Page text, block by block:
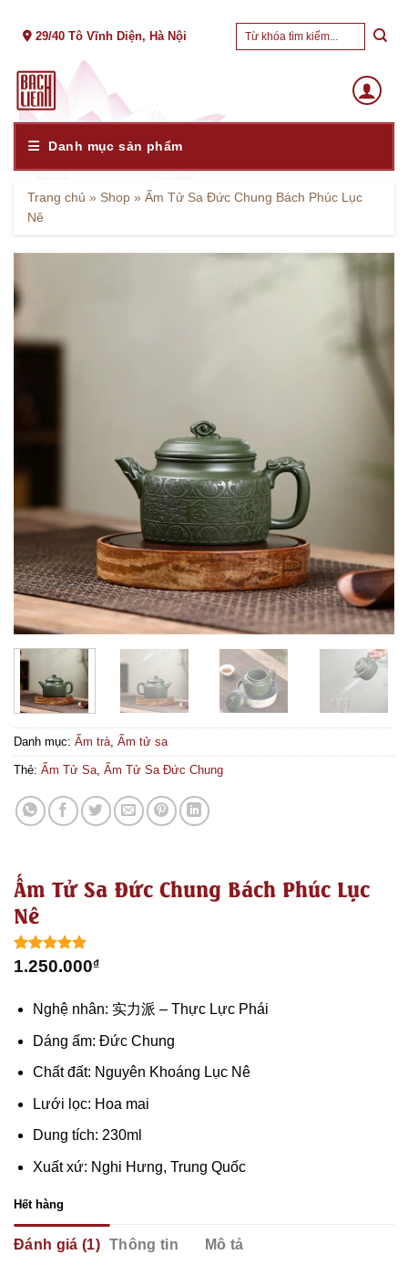
29/40 Tô Vĩnh Diện, Hà Nội
Tìm
Danh mục sản phẩm
Trang chủ » Shop » Ấm Tử Sa Đức Chung Bách Phúc Lục
Nê
Danh mục: Ấm trà, Ấm tử sa
Thẻ: Ấm Tử Sa, Ấm Tử Sa Đức Chung
Ấm Tử Sa Đức Chung Bách Phúc Lục
Nê
5.00trên 5
1
1.250.000₫
Nghệ nhân: 实力派 – Thực Lực Phái
Dáng ấm: Đức Chung
Chất đất: Nguyên Khoáng Lục Nê
Lưới lọc: Hoa mai
Dung tích: 230ml
Xuất xứ: Nghi Hưng, Trung Quốc
Hết hàng
Đánh giá (1) Thông tin Mô tả